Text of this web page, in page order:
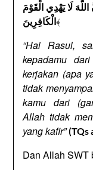
لَا يَهْدِي الْقَوْمَ
الْكَافِرِينَ﴾
“Hai Rasul,
kepadamu
kerjakan (apa
tidak
kamu dari
Allah tidak
yang kafir”(TQs
Dan Allah SWT